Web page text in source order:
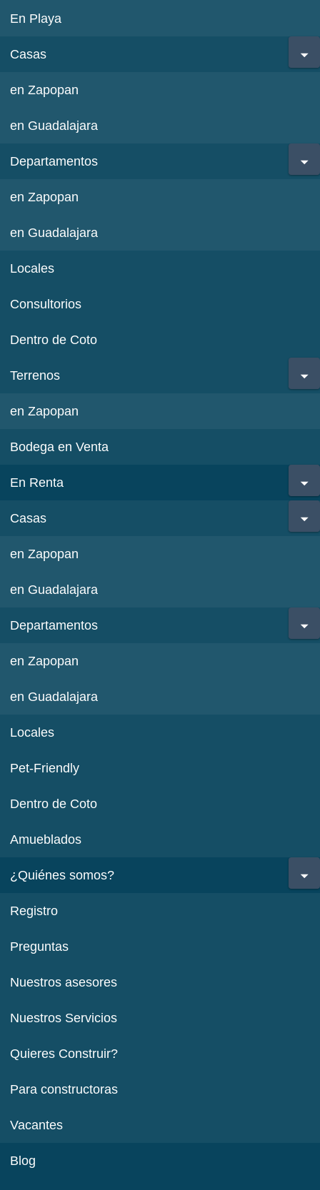
En Playa
Casas
en Zapopan
en Guadalajara
Departamentos
en Zapopan
en Guadalajara
Locales
Consultorios
Dentro de Coto
Terrenos
en Zapopan
Bodega en Venta
En Renta
Casas
en Zapopan
en Guadalajara
Departamentos
en Zapopan
en Guadalajara
Locales
Pet-Friendly
Dentro de Coto
Amueblados
¿Quiénes somos?
Registro
Preguntas
Nuestros asesores
Nuestros Servicios
Quieres Construir?
Para constructoras
Vacantes
Blog